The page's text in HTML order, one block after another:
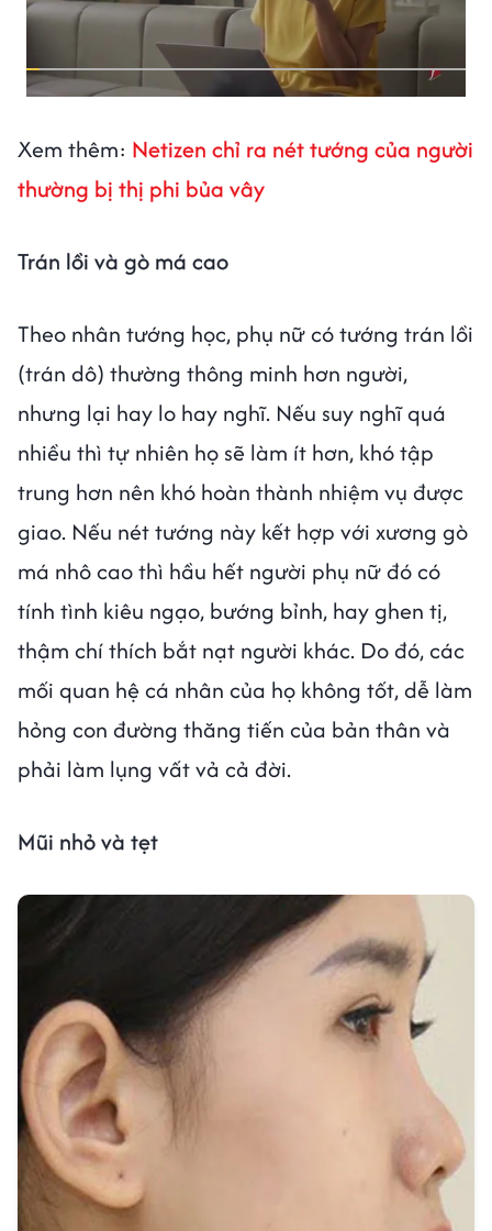
Xem thêm: Netizen chỉ ra nét tướng của người
thường bị thị phi bủa vây
Trán lồi và gò má cao
Theo nhân tướng học, phụ nữ có tướng trán lồi
(trán dô) thường thông minh hơn người,
nhưng lại hay lo hay nghĩ. Nếu suy nghĩ quá
nhiều thì tự nhiên họ sẽ làm ít hơn, khó tập
trung hơn nên khó hoàn thành nhiệm vụ được
giao. Nếu nét tướng này kết hợp với xương gò
má nhô cao thì hầu hết người phụ nữ đó có
tính tình kiêu ngạo, bướng bỉnh, hay ghen tị,
thậm chí thích bắt nạt người khác. Do đó, các
mối quan hệ cá nhân của họ không tốt, dễ làm
hỏng con đường thăng tiến của bản thân và
phải làm lụng vất vả cả đời.
Mũi nhỏ và tẹt